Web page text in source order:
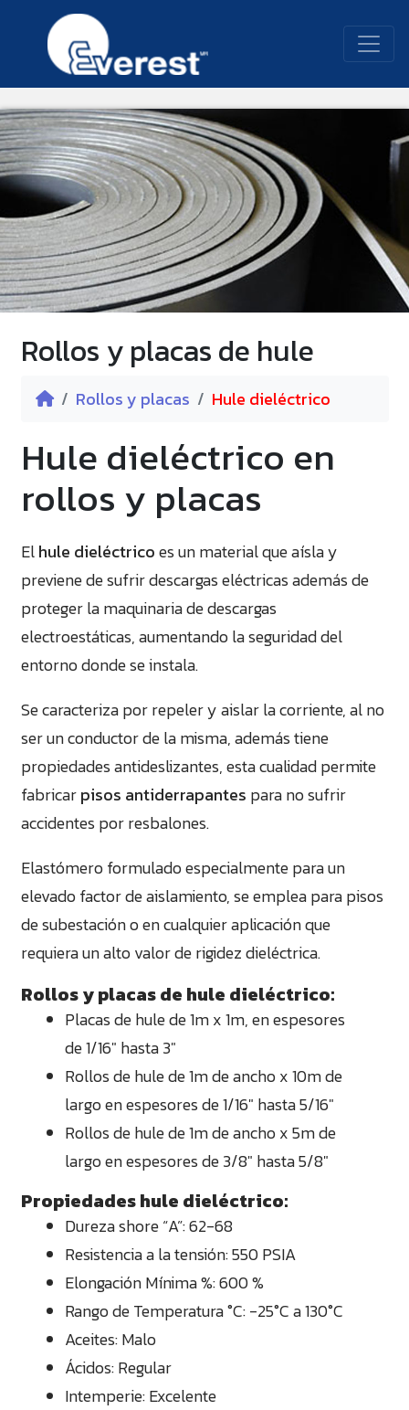
Rollos y placas de hule
Rollos y placas Hule dieléctrico
Hule dieléctrico en
rollos y placas
Elhule dieléctricoes un material que aísla y
previene de sufrir descargas eléctricas además de
proteger la maquinaria de descargas
electroestáticas, aumentando la seguridad del
entorno donde se instala.
Se caracteriza por repeler y aislar la corriente, al no
ser un conductor de la misma, además tiene
propiedades antideslizantes, esta cualidad permite
fabricarpisos antiderrapantes para no sufrir
accidentes por resbalones.
Elastómero formulado especialmente para un
elevado factor de aislamiento, se emplea para pisos
de subestación o en cualquier aplicación que
requiera un alto valor de rigidez dieléctrica.
Rollos y placas de hule dieléctrico:
Placas de hule de 1m x 1m, en espesores
de 1/16" hasta 3"
Rollos de hule de 1m de ancho x 10m de
largo en espesores de 1/16" hasta 5/16"
Rollos de hule de 1m de ancho x 5m de
largo en espesores de 3/8" hasta 5/8"
Propiedades hule dieléctrico:
Dureza shore “A”: 62-68
Resistencia a la tensión: 550 PSIA
Elongación Mínima %: 600 %
Rango de Temperatura °C: -25°C a 130°C
Aceites: Malo
Ácidos: Regular
Intemperie: Excelente